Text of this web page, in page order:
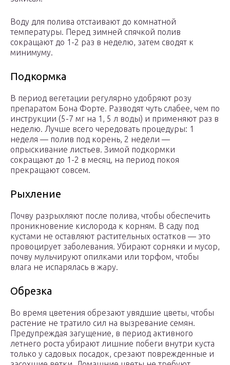
Воду для полива отстаивают до комнатной
температуры. Перед зимней спячкой полив
сокращают до 1-2 раз в неделю, затем сводят к
минимуму.
Подкормка
В период вегетации регулярно удобряют розу
препаратом Бона Форте. Разводят чуть слабее, чем по
инструкции (5-7 мг на 1, 5 л воды) и применяют раз в
неделю. Лучше всего чередовать процедуры: 1
неделя — полив под корень, 2 недели —
опрыскивание листьев. Зимой подкормки
сокращают до 1-2 в месяц, на период покоя
прекращают совсем.
Рыхление
Почву разрыхляют после полива, чтобы обеспечить
проникновение кислорода к корням. В саду под
кустами не оставляют растительных остатков — это
провоцирует заболевания. Убирают сорняки и мусор,
почву мульчируют опилками или торфом, чтобы
влага не испарялась в жару.
Обрезка
Во время цветения обрезают увядшие цветы, чтобы
растение не тратило сил на вызревание семян.
Предупреждая загущение, в период активного
летнего роста убирают лишние побеги внутри куста
только у садовых посадок, срезают поврежденные и